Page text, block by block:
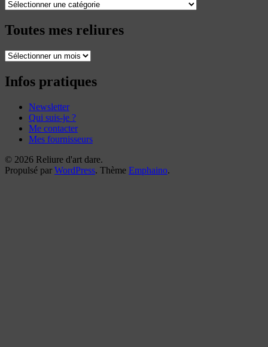
Catégories
Toutes mes reliures
Toutes
reliures
Infos pratiques
Newsletter
Qui suis-je ?
Me contacter
Mes fournisseurs
© 2026 Reliure d'art dare.
Propulsé par WordPress. Thème Emphaino.